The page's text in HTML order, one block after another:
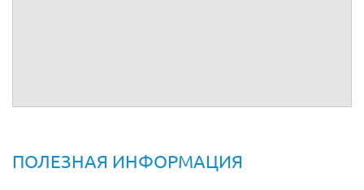
ПОЛЕЗНАЯ ИНФОРМАЦИЯ